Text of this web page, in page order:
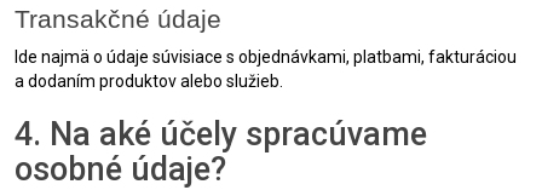
Transakčné údaje
Ide najmä o údaje súvisiace s objednávkami, platbami, fakturáciou
a dodaním produktov alebo služieb.
4. Na aké účely spracúvame
osobné údaje?